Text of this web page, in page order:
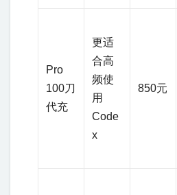
Pro
100刀
代充
更适
合高
频使
用
Code
x
850元